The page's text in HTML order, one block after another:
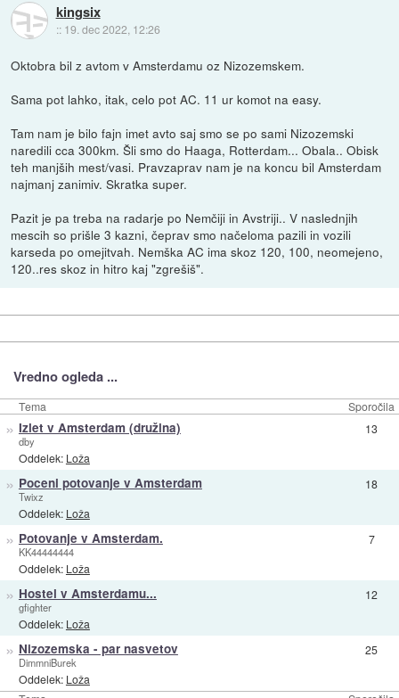
kingsix
:: 19. dec 2022, 12:26
Oktobra bil z avtom v Amsterdamu oz Nizozemskem.
Sama pot lahko, itak, celo pot AC. 11 ur komot na easy.
Tam nam je bilo fajn imet avto saj smo se po sami Nizozemski
naredili cca 300km. Šli smo do Haaga, Rotterdam... Obala.. Obisk
teh manjših mest/vasi. Pravzaprav nam je na koncu bil Amsterdam
najmanj zanimiv. Skratka super.
Pazit je pa treba na radarje po Nemčiji in Avstriji.. V naslednjih
mescih so prišle 3 kazni, čeprav smo načeloma pazili in vozili
karseda po omejitvah. Nemška AC ima skoz 120, 100, neomejeno,
120..res skoz in hitro kaj "zgrešiš".
Vredno ogleda ...
Tema Sporočila
» Izlet v Amsterdam (družina)
dby
Oddelek: Loža
13
» Poceni potovanje v Amsterdam
Twixz
Oddelek: Loža
18
» Potovanje v Amsterdam.
KK44444444
Oddelek: Loža
7
» Hostel v Amsterdamu...
gfighter
Oddelek: Loža
12
» Nizozemska - par nasvetov
DimmniBurek
Oddelek: Loža
25